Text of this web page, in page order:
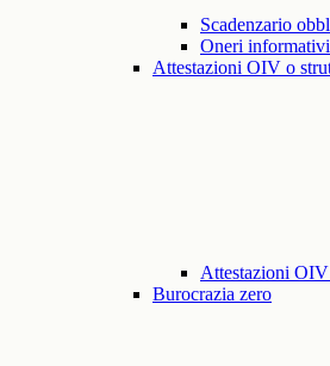
Scadenzario
Oneri
Attestazioni OIV o
Attestazioni OIV
Burocrazia zero